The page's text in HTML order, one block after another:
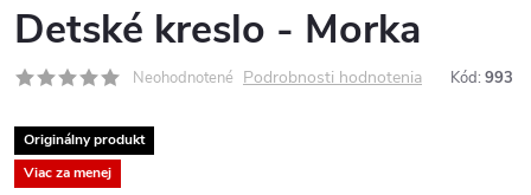
Detské kreslo - Morka
Neohodnotené Podrobnosti hodnotenia Kód: 993
Originálny produkt
Viac za menej